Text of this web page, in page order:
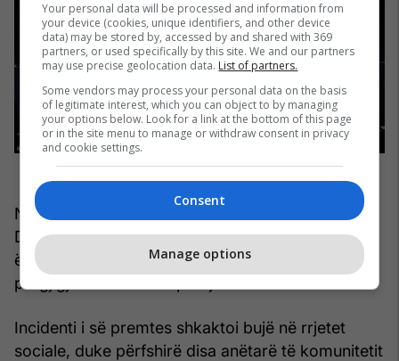
Ndërkohë nëna e Mattyt, ylli i “Loose Women”,
Denise Welch, shkroi me krenari në Twitter: "Ai
është djali im", së bashku me një emoji ylber në
përgjigje të videos së puthjes tashmë virale.
Incidenti i së premtes shkaktoi bujë në rrjetet
sociale, duke përfshirë disa anëtarë të komunitetit
Your personal data will be processed and information from
your device (cookies, unique identifiers, and other device
data) may be stored by, accessed by and shared with 369
partners, or used specifically by this site. We and our partners
may use precise geolocation data. List of partners.
Some vendors may process your personal data on the basis
of legitimate interest, which you can object to by managing
your options below. Look for a link at the bottom of this page
or in the site menu to manage or withdraw consent in privacy
and cookie settings.
Consent
Manage options